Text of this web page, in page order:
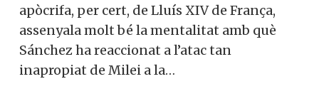
apòcrifa, per cert, de Lluís XIV de França,
assenyala molt bé la mentalitat amb què
Sánchez ha reaccionat a l’atac tan
inapropiat de Milei a la…